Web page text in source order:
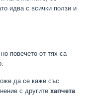
идва с всички ползи и
повечето от тях са
да се каже със
с другите хапчета